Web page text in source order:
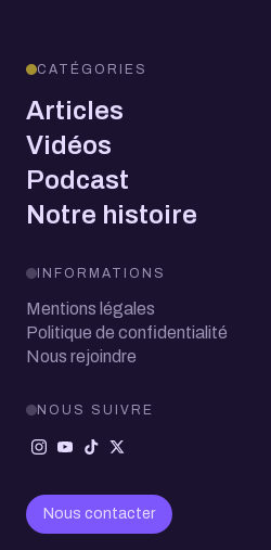
CATÉGORIES
Articles
Vidéos
Podcast
Notre histoire
INFORMATIONS
Mentions légales
Politique de confidentialité
Nous rejoindre
NOUS SUIVRE
Nous contacter